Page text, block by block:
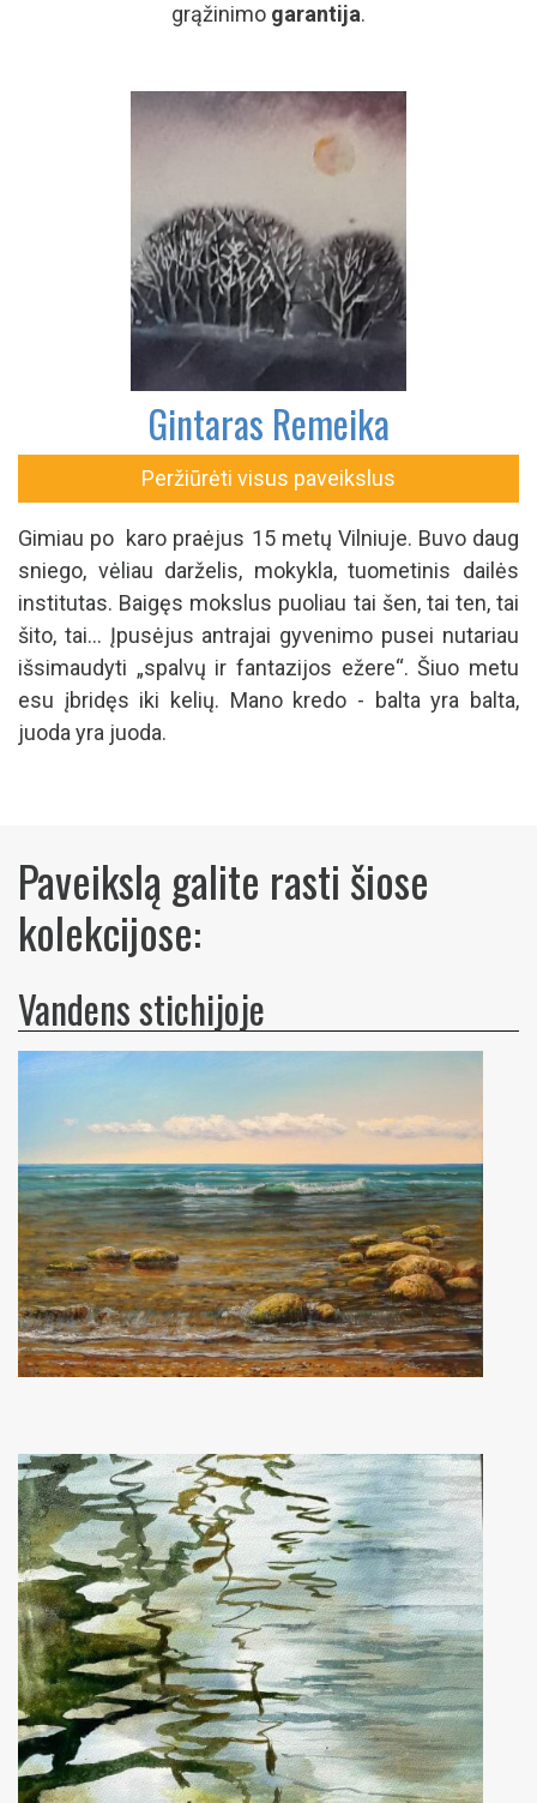
grąžinimo garantija.
Gintaras Remeika
Peržiūrėti visus paveikslus
Gimiau po karo praėjus 15 metų Vilniuje. Buvo daug
sniego, vėliau darželis, mokykla, tuometinis dailės
institutas. Baigęs mokslus puoliau tai šen, tai ten, tai
šito, tai... Įpusėjus antrajai gyvenimo pusei nutariau
išsimaudyti „spalvų ir fantazijos ežere“. Šiuo metu
esu įbridęs iki kelių. Mano kredo - balta yra balta,
juoda yra juoda.
Paveikslą galite rasti šiose
kolekcijose:
Vandens stichijoje